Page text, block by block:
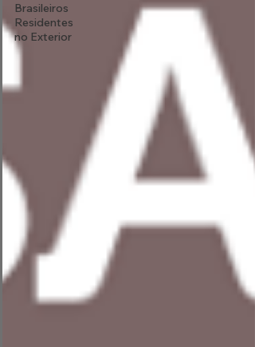
Brasileiros
Residentes
no Exterior